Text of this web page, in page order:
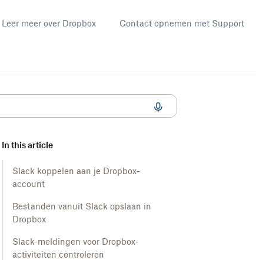
Leer meer over Dropbox Contact opnemen met Support
In this article
Slack koppelen aan je Dropbox-
account
Bestanden vanuit Slack opslaan in
Dropbox
Slack-meldingen voor Dropbox-
activiteiten controleren